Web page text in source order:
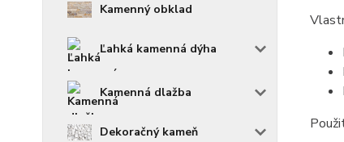
Kamenný obklad
Ľahká kamenná dýha
Kamenná dlažba
Dekoračný kameň